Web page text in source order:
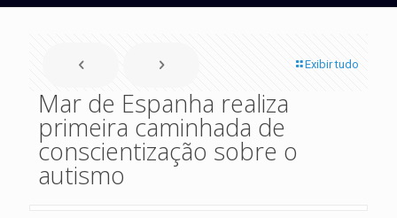
Exibir tudo
Mar de Espanha realiza
primeira caminhada de
conscientização sobre o
autismo